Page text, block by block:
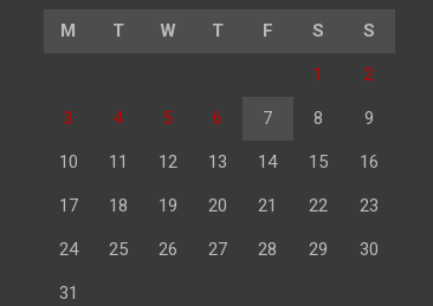
M T W T F S S
1 2
3 4 5 6 7 8 9
10 11 12 13 14 15 16
17 18 19 20 21 22 23
24 25 26 27 28 29 30
31